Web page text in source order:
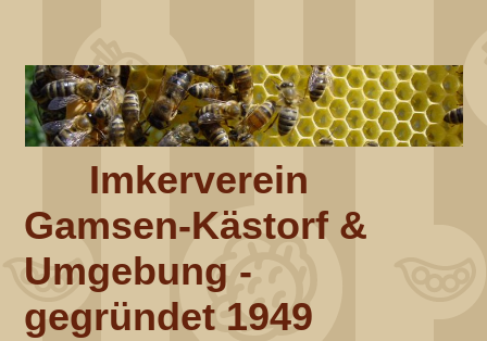
Imkerverein
Gamsen-Kästorf &
Umgebung -
gegründet 1949